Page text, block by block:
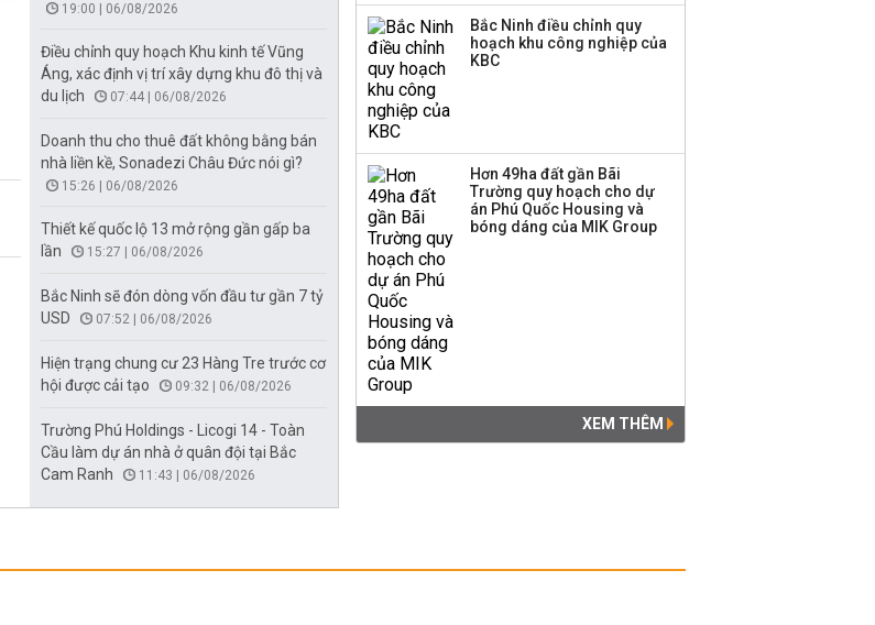
19:00 | 06/08/2026
Điều chỉnh quy hoạch Khu kinh tế Vũng
Áng, xác định vị trí xây dựng khu đô thị và
du lịch
07:44 | 06/08/2026
Doanh thu cho thuê đất không bằng bán
nhà liền kề, Sonadezi Châu Đức nói gì?
15:26 | 06/08/2026
Thiết kế quốc lộ 13 mở rộng gần gấp ba
lần
15:27 | 06/08/2026
Bắc Ninh sẽ đón dòng vốn đầu tư gần 7 tỷ
USD
07:52 | 06/08/2026
Hiện trạng chung cư 23 Hàng Tre trước cơ
hội được cải tạo
09:32 | 06/08/2026
Trường Phú Holdings - Licogi 14 - Toàn
Cầu làm dự án nhà ở quân đội tại Bắc
Cam Ranh
11:43 | 06/08/2026
Bắc Ninh điều chỉnh quy
hoạch khu công nghiệp của
KBC
Hơn 49ha đất gần Bãi
Trường quy hoạch cho dự
án Phú Quốc Housing và
bóng dáng của MIK Group
XEM THÊM